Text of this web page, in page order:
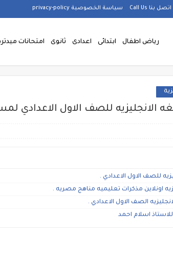
اتصل بنا Call Us سياسة الخصوصية privacy-policy
رياض اطفال ابتدائى اعدادى ثانوى امتحانات
الانجليزيه للصف الاول الاعدادي
للصف الاول الاعدادي .
اونلاين مذكرات تعليميه مناهج مصريه .
الصف الاول الاعدادي .
اسلام احمد